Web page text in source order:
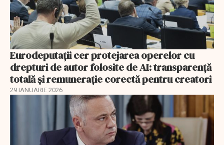
Eurodeputații cer protejarea operelor cu
drepturi de autor folosite de AI: transparență
totală și remunerație corectă pentru creatori
29 IANUARIE 2026